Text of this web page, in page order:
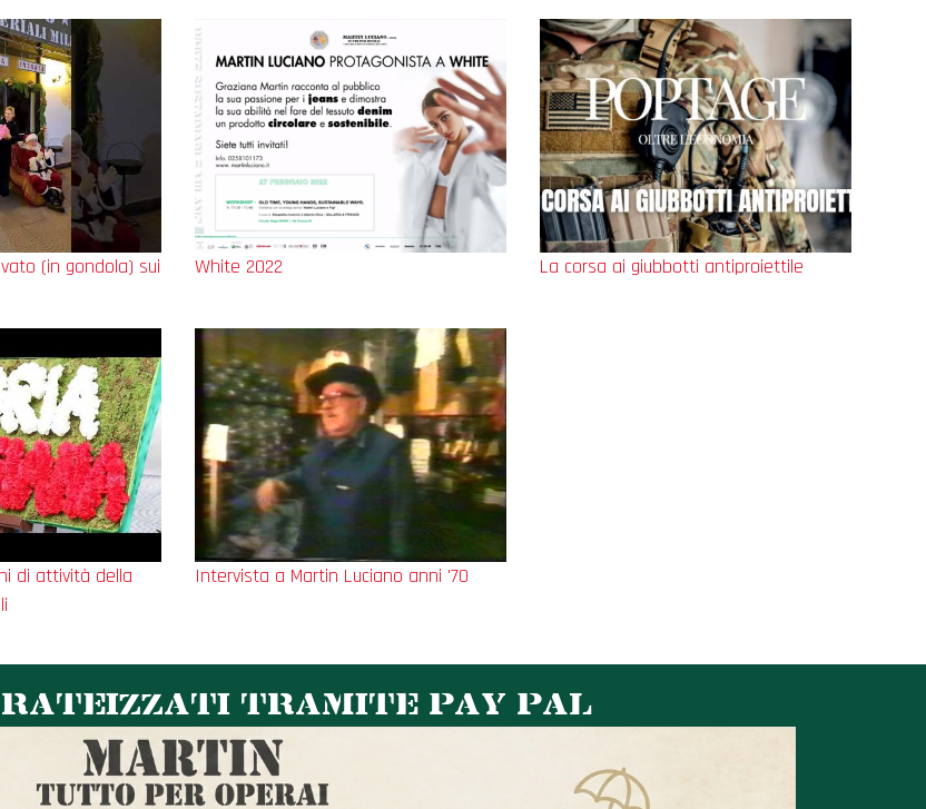
(in gondola) sui
White 2022 La corsa ai giubbotti antiproiettile
di attività della
Intervista a Martin Luciano anni '70
TRAMITE PAY PAL